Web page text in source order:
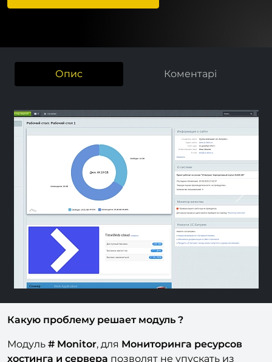
Опис Коментарі
Какую проблему решает модуль ?
Модуль # Monitor, для Мониторинга ресурсов
хостинга и сервера позволят не упускать из